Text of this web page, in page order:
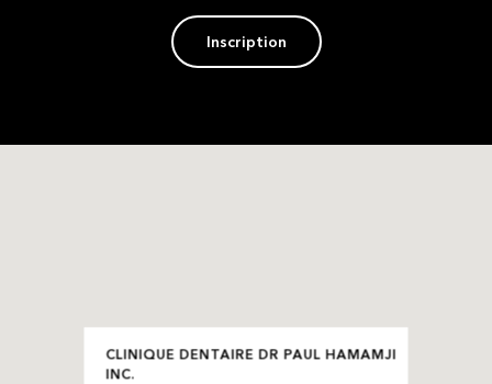
Inscription
CLINIQUE DENTAIRE DR PAUL HAMAMJI
INC.